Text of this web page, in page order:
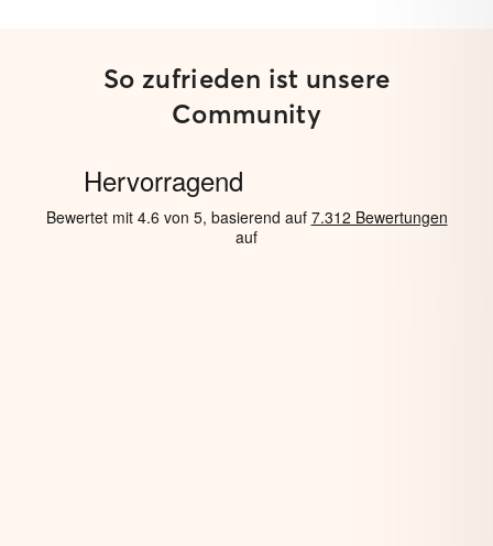
So zufrieden ist unsere
Community